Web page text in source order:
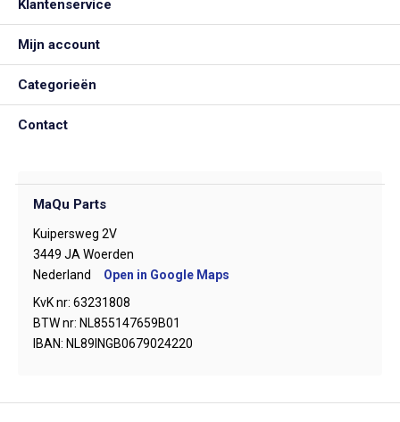
Klantenservice
Mijn account
Categorieën
Contact
MaQu Parts
Kuipersweg 2V
3449 JA Woerden
Nederland
Open in Google Maps
KvK nr: 63231808
BTW nr: NL855147659B01
IBAN: NL89INGB0679024220